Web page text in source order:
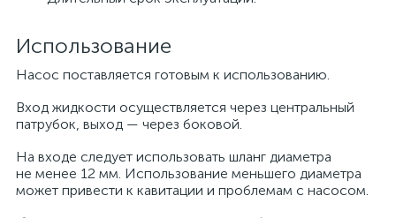
Использование
Насос поставляется готовым к использованию.
Вход жидкости осуществляется через центральный
патрубок, выход — через боковой.
На входе следует использовать шланг диаметра
не менее 12 мм. Использование меньшего диаметра
может привести к кавитации и проблемам с насосом.